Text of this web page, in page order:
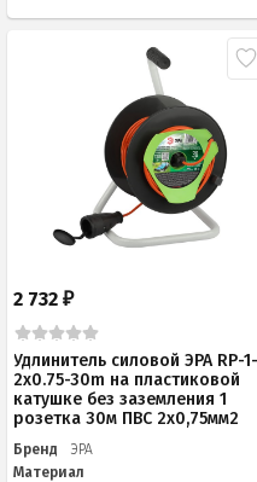
2 732₽
Удлинитель силовой ЭРА RP-
2x0.75-30m на пластиковой
катушке без заземления 1
розетка 30м ПВС 2х0,75мм2
Бренд
ЭРА
Материал